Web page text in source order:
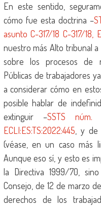
En este sentido,
cómo fue esta doctrina –
asunto C-317/18 C-317/18,
nuestro más Alto tribunal
sobre los procesos de
Públicas de trabajadores
a considerar cómo en
posible hablar de
extinguir –SSTS
ECLI:ES:TS:2022:445 , y de
(véase, en un caso más
Aunque eso sí, y esto es
la Directiva 1999/70,
Consejo, de 12 de marzo
derechos de los